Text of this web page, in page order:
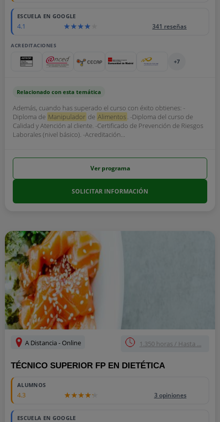
ESCUELA EN GOOGLE
4.1 341 reseñas
ACREDITACIONES
+7
Relacionado con esta temática
Además, cuando has superado el curso con éxito obtienes: -
Diploma de Manipulador de Alimentos. -Diploma del curso de
Calidad y Atención al cliente. -Certificado de Prevención de Riesgos
Laborales (nivel básico). -Acreditación...
Ver programa
SOLICITAR INFORMACIÓN
A Distancia - Online 1.350 horas / Hasta ...
TÉCNICO SUPERIOR FP EN DIETÉTICA
ALUMNOS
4.3 3 opiniones
ESCUELA EN GOOGLE